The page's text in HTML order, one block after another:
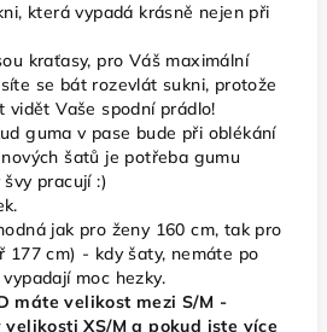
která vypadá krásně nejen při
kraťasy, pro Váš maximální
se bát rozevlát sukni, protože
vidět Vaše spodní prádlo!
guma v pase bude při oblékání
šatů je potřeba gumu
pracují :)
jak pro ženy 160 cm, tak pro
177 cm) - kdy šaty, nemáte po
moc hezky.
máte velikost mezi S/M -
XS/M a pokud jste více